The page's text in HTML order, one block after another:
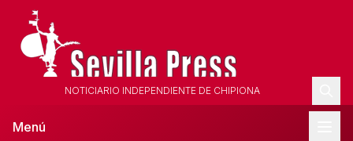
NOTICIARIO INDEPENDIENTE DE CHIPIONA
Menú